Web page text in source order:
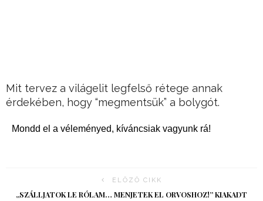
Mit tervez a világelit legfelső rétege annak
érdekében, hogy “megmentsük” a bolygót.
Mondd el a véleményed, kíváncsiak vagyunk rá!
ELŐZŐ CIKK
„SZÁLLJATOK LE RÓLAM… MENJETEK EL ORVOSHOZ!” KIAKADT